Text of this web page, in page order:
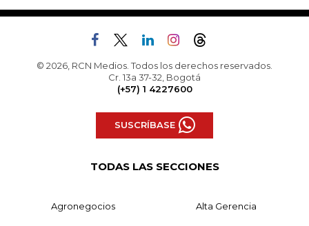
© 2026, RCN Medios. Todos los derechos reservados.
Cr. 13a 37-32, Bogotá
(+57) 1 4227600
SUSCRÍBASE
TODAS LAS SECCIONES
Agronegocios Alta Gerencia